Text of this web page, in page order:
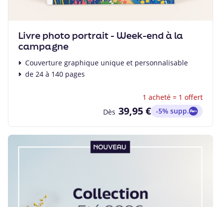
Livre photo portrait - Week-end à la
campagne
Couverture graphique unique et personnalisable
de 24 à 140 pages
1 acheté = 1 offert
Dès 39,95 € -5% supp.